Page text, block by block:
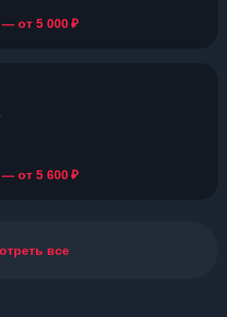
от 5 000₽
от 5 600₽
все